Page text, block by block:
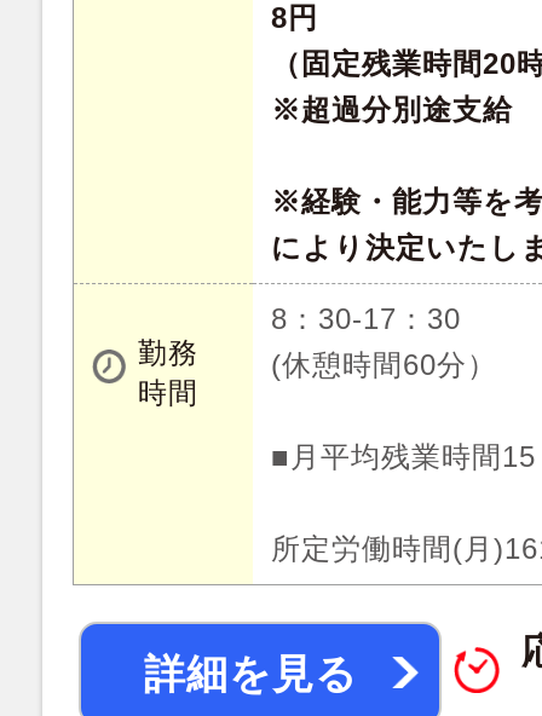
8円
（固定残業時間20
※超過分別途支給
※経験・能力等を
により決定いたし
勤務
時間
8：30-17：30
(休憩時間60分）
■月平均残業時間
所定労働時間(月
詳細を見る